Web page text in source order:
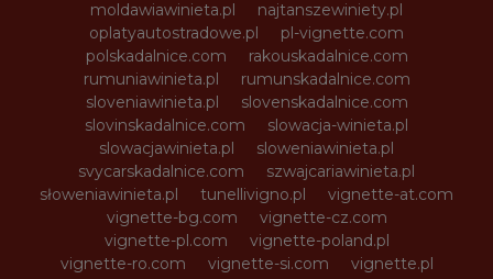
moldawiawinieta.pl
najtanszewiniety.pl
oplatyautostradowe.pl
pl-vignette.com
polskadalnice.com
rakouskadalnice.com
rumuniawinieta.pl
rumunskadalnice.com
sloveniawinieta.pl
slovenskadalnice.com
slovinskadalnice.com
slowacja-winieta.pl
slowacjawinieta.pl
sloweniawinieta.pl
svycarskadalnice.com
szwajcariawinieta.pl
słoweniawinieta.pl
tunellivigno.pl
vignette-at.com
vignette-bg.com
vignette-cz.com
vignette-pl.com
vignette-poland.pl
vignette-ro.com
vignette-si.com
vignette.pl